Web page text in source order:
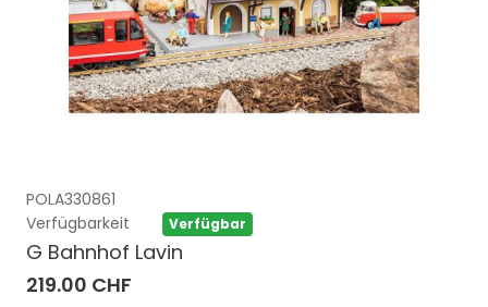
POLA330861
Verfügbarkeit
Verfügbar
G Bahnhof Lavin
219.00 CHF